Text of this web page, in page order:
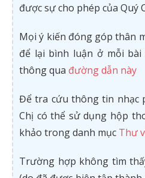
được sự cho phép của Quý
Mọi ý kiến đóng góp thân
để lại bình luận ở mỗi
thông qua đường dẫn này
Để tra cứu thông tin nhạc
Chị có thể sử dụng hộp
khảo trong danh mục Thư
Trường hợp không tìm